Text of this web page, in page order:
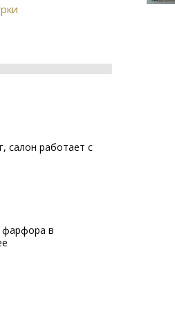
салон работает с
фарфора в